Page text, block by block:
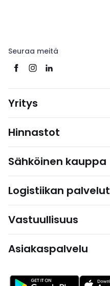
Seuraa meitä
Yritys
Hinnastot
Sähköinen kauppa
Logistiikan palvelut
Vastuullisuus
Asiakaspalvelu